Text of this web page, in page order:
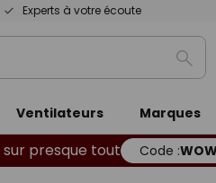
Experts à votre écoute
Ventilateurs Marques
sur presque tout Code :